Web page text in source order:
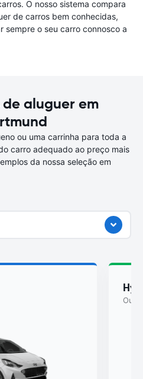
O nosso sistema compara
de carros bem conhecidas,
sempre o seu carro connosco a
aluguer em
ou uma carrinha para toda a
carro adequado ao preço mais
da nossa seleção em
Ou